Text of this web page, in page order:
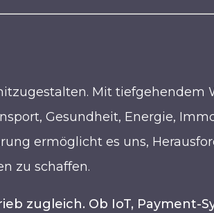
Mit tiefgehendem
Gesundheit, Energie,
ermöglicht es uns,
zu schaffen.
zugleich. Ob IoT, Payment-